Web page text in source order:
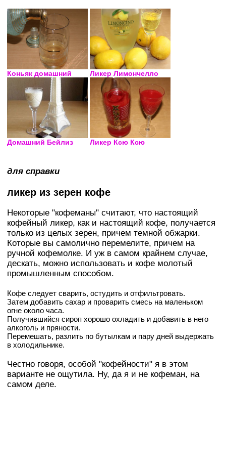
Коньяк домашний Ликер Лимончелло
Домашний Бейлиз Ликер Ксю Ксю
для справки
ликер из зерен кофе
Некоторые "кофеманы" считают, что настоящий
кофейный ликер, как и настоящий кофе, получается
только из целых зерен, причем темной обжарки.
Которые вы самолично перемелите, причем на
ручной кофемолке. И уж в самом крайнем случае,
дескать, можно использовать и кофе молотый
промышленным способом.
Кофе следует сварить, остудить и отфильтровать.
Затем добавить сахар и проварить смесь на маленьком
огне около часа.
Получившийся сироп хорошо охладить и добавить в него
алкоголь и пряности.
Перемешать, разлить по бутылкам и пару дней выдержать
в холодильнике.
Честно говоря, особой "кофейности" я в этом
варианте не ощутила. Ну, да я и не кофеман, на
самом деле.